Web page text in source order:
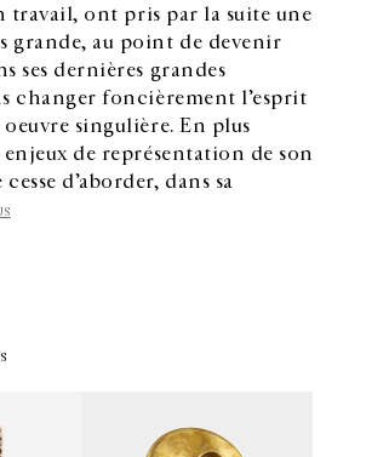
travail, ont pris par la suite une
grande, au point de devenir
ses dernières grandes
changer foncièrement l’esprit
singulière. En plus
de représentation de son
d’aborder, dans sa